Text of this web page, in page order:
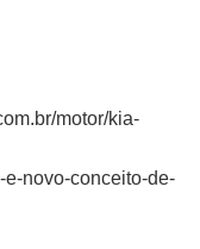
motor/kia-
novo-conceito-de-